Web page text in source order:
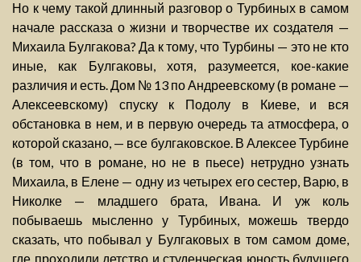
Но к чему такой длинный разговор о Турбиных в самом
начале рассказа о жизни и творчестве их создателя —
Михаила Булгакова? Да к тому, что Турбины — это не кто
иные, как Булгаковы, хотя, разумеется, кое-какие
различия и есть. Дом № 13 по Андреевскому (в романе —
Алексеевскому) спуску к Подолу в Киеве, и вся
обстановка в нем, и в первую очередь та атмосфера, о
которой сказано, — все булгаковское. В Алексее Турбине
(в том, что в романе, но не в пьесе) нетрудно узнать
Михаила, в Елене — одну из четырех его сестер, Варю, в
Николке — младшего брата, Ивана. И уж коль
побываешь мысленно у Турбиных, можешь твердо
сказать, что побывал у Булгаковых в том самом доме,
где проходили детство и студенческая юность будущего